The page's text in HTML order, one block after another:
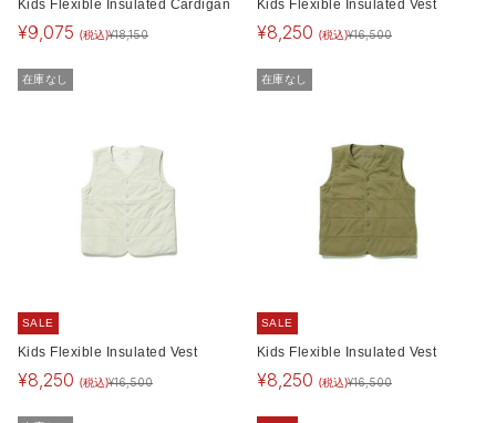
Kids Flexible Insulated Cardigan
¥9,075 (税込)¥18,150
Kids Flexible Insulated Vest
¥8,250 (税込)¥16,500
在庫なし
SALE
Kids Flexible Insulated Vest
¥8,250 (税込)¥16,500
在庫なし
SALE
Kids Flexible Insulated Vest
¥8,250 (税込)¥16,500